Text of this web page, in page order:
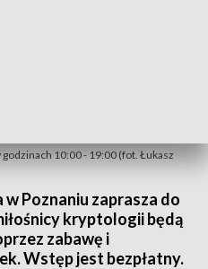
10:00 - 19:00 (fot. Łukasz
Poznaniu zaprasza do
kryptologii będą
zabawę i
Wstęp jest bezpłatny.